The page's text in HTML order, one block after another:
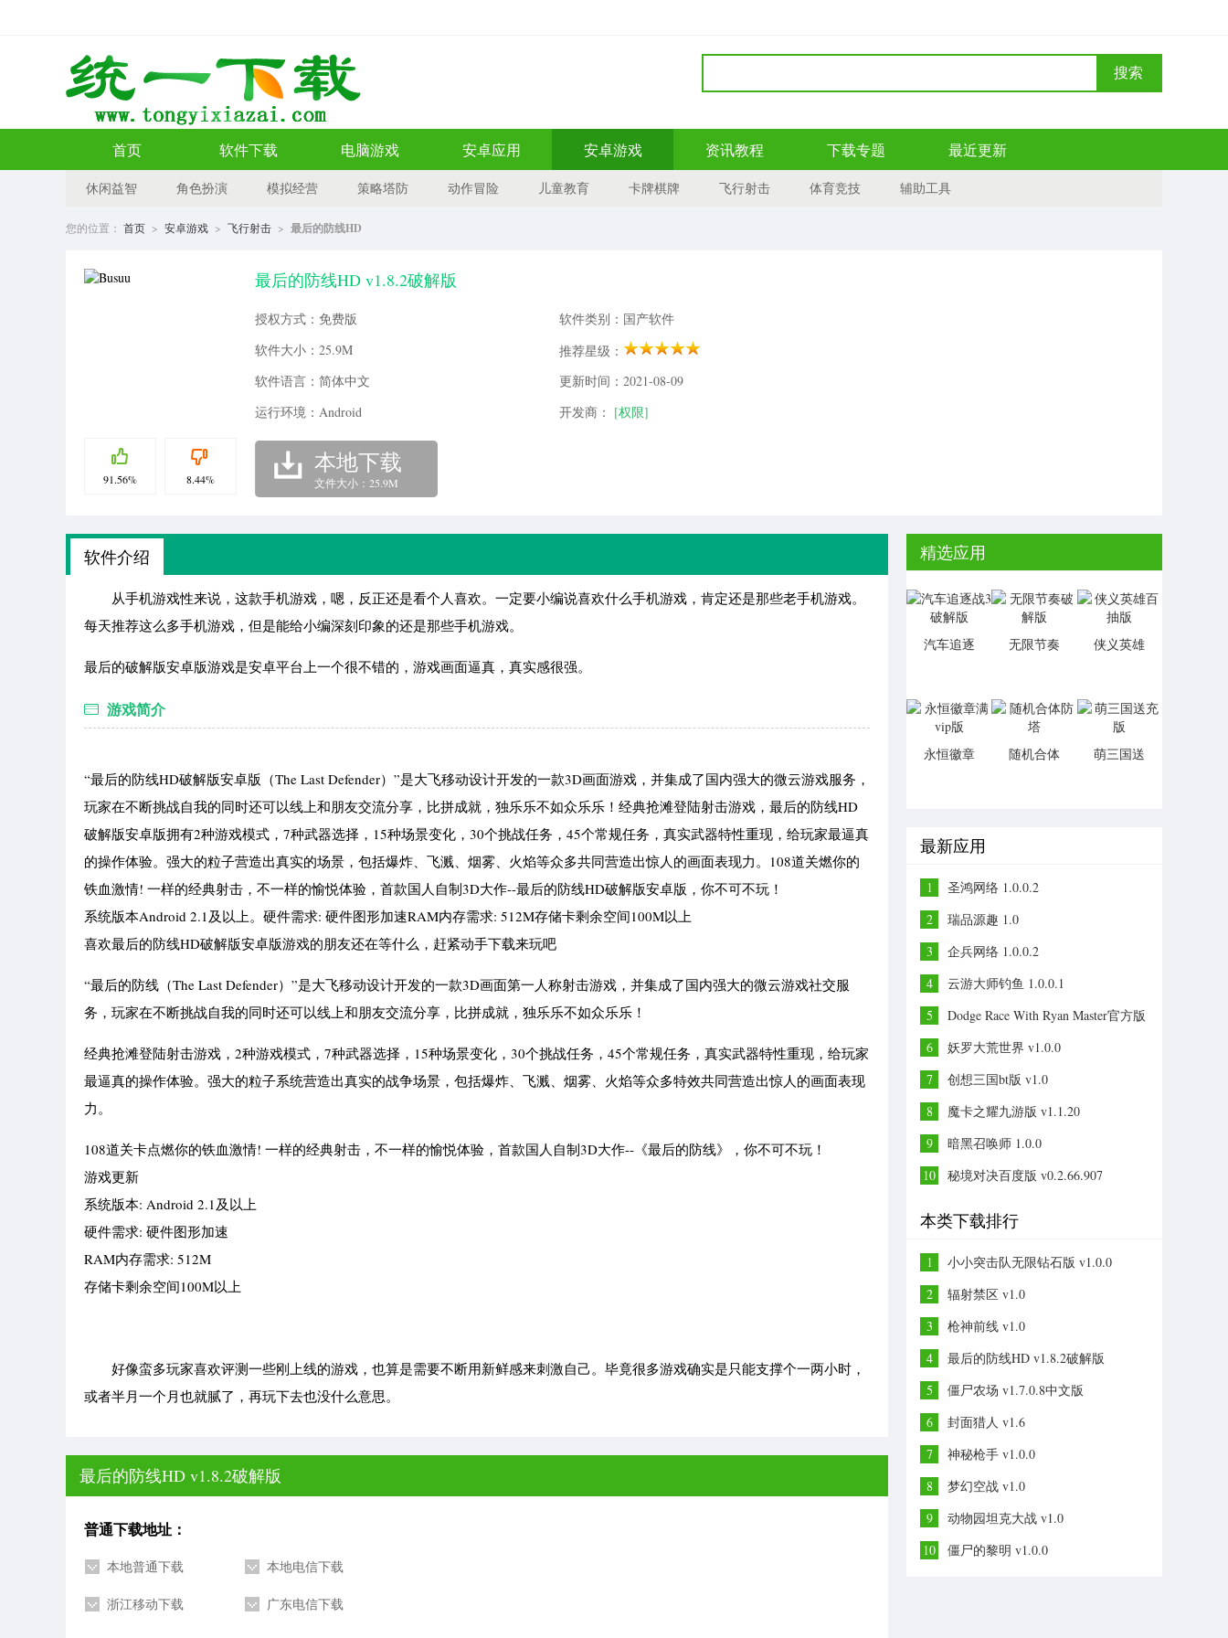
搜索
首页 软件下载 电脑游戏 安卓应用 安卓游戏 资讯教程 下载专题 最近更新
休闲益智 角色扮演 模拟经营 策略塔防 动作冒险 儿童教育 卡牌棋牌 飞行射击 体育竞技 辅助工具
您的位置： 首页 > 安卓游戏 > 飞行射击 > 最后的防线HD
91.56% 8.44%
最后的防线HD v1.8.2破解版
授权方式：免费版
软件类别：国产软件
软件大小：25.9M
推荐星级：
软件语言：简体中文
更新时间：2021-08-09
运行环境：Android
开发商： [权限]
本地下载
文件大小：25.9M
软件介绍
从手机游戏性来说，这款手机游戏，嗯，反正还是看个人喜欢。一定要小编说喜欢什么手机游戏，肯定还是那些老手机游戏。
每天推荐这么多手机游戏，但是能给小编深刻印象的还是那些手机游戏。
最后的破解版安卓版游戏是安卓平台上一个很不错的，游戏画面逼真，真实感很强。
游戏简介
“最后的防线HD破解版安卓版（The Last Defender）”是大飞移动设计开发的一款3D画面游戏，并集成了国内强大的微云游戏服务，
玩家在不断挑战自我的同时还可以线上和朋友交流分享，比拼成就，独乐乐不如众乐乐！经典抢滩登陆射击游戏，最后的防线HD
破解版安卓版拥有2种游戏模式，7种武器选择，15种场景变化，30个挑战任务，45个常规任务，真实武器特性重现，给玩家最逼真
的操作体验。强大的粒子营造出真实的场景，包括爆炸、飞溅、烟雾、火焰等众多共同营造出惊人的画面表现力。108道关燃你的
铁血激情! 一样的经典射击，不一样的愉悦体验，首款国人自制3D大作--最后的防线HD破解版安卓版，你不可不玩！
系统版本Android 2.1及以上。硬件需求: 硬件图形加速RAM内存需求: 512M存储卡剩余空间100M以上
喜欢最后的防线HD破解版安卓版游戏的朋友还在等什么，赶紧动手下载来玩吧
“最后的防线（The Last Defender）”是大飞移动设计开发的一款3D画面第一人称射击游戏，并集成了国内强大的微云游戏社交服
务，玩家在不断挑战自我的同时还可以线上和朋友交流分享，比拼成就，独乐乐不如众乐乐！
经典抢滩登陆射击游戏，2种游戏模式，7种武器选择，15种场景变化，30个挑战任务，45个常规任务，真实武器特性重现，给玩家
最逼真的操作体验。强大的粒子系统营造出真实的战争场景，包括爆炸、飞溅、烟雾、火焰等众多特效共同营造出惊人的画面表现
力。
108道关卡点燃你的铁血激情! 一样的经典射击，不一样的愉悦体验，首款国人自制3D大作--《最后的防线》，你不可不玩！
游戏更新
系统版本: Android 2.1及以上
硬件需求: 硬件图形加速
RAM内存需求: 512M
存储卡剩余空间100M以上
好像蛮多玩家喜欢评测一些刚上线的游戏，也算是需要不断用新鲜感来刺激自己。毕竟很多游戏确实是只能支撑个一两小时，
或者半月一个月也就腻了，再玩下去也没什么意思。
最后的防线HD v1.8.2破解版
普通下载地址：
本地普通下载 本地电信下载
浙江移动下载 广东电信下载
精选应用
汽车追逐
无限节奏
侠义英雄
永恒徽章
随机合体
萌三国送
最新应用
1
圣鸿网络 1.0.0.2
2
瑞品源趣 1.0
3
企兵网络 1.0.0.2
4
云游大师钓鱼 1.0.0.1
5
Dodge Race With Ryan Master官方版
6
妖罗大荒世界 v1.0.0
7
创想三国bt版 v1.0
8
魔卡之耀九游版 v1.1.20
9
暗黑召唤师 1.0.0
10
秘境对决百度版 v0.2.66.907
本类下载排行
1
小小突击队无限钻石版 v1.0.0
2
辐射禁区 v1.0
3
枪神前线 v1.0
4
最后的防线HD v1.8.2破解版
5
僵尸农场 v1.7.0.8中文版
6
封面猎人 v1.6
7
神秘枪手 v1.0.0
8
梦幻空战 v1.0
9
动物园坦克大战 v1.0
10
僵尸的黎明 v1.0.0